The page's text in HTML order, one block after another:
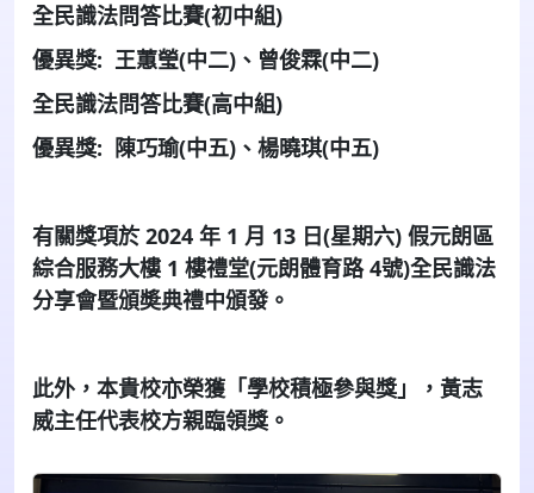
全民識法問答比賽(初中組)
優異獎: 王蕙瑩(中二) 、曾俊霖(中二)
全民識法問答比賽(高中組)
優異獎: 陳巧瑜(中五) 、楊曉琪(中五)
有關獎項於2024 年 1 月 13 日(星期六) 假元朗區
綜合服務大樓 1 樓禮堂(元朗體育路4號)全民識法
分享會暨頒奬典禮中頒發。
此外，本貴校亦榮獲「學校積極參與獎」，黃志
威主任代表校方親臨領獎。